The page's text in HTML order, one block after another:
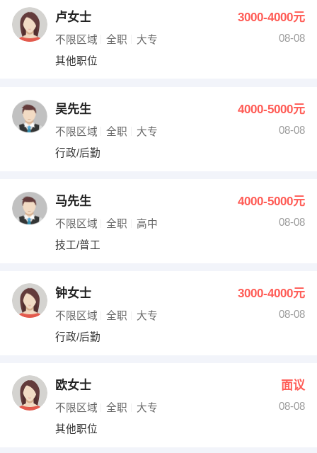
卢女士 3000-4000元
不限区域 全职 大专
08-08
其他职位
吴先生 4000-5000元
不限区域 全职 大专
08-08
行政/后勤
马先生 4000-5000元
不限区域 全职 高中
08-08
技工/普工
钟女士 3000-4000元
不限区域 全职 大专
08-08
行政/后勤
欧女士 面议
不限区域 全职 大专
08-08
其他职位